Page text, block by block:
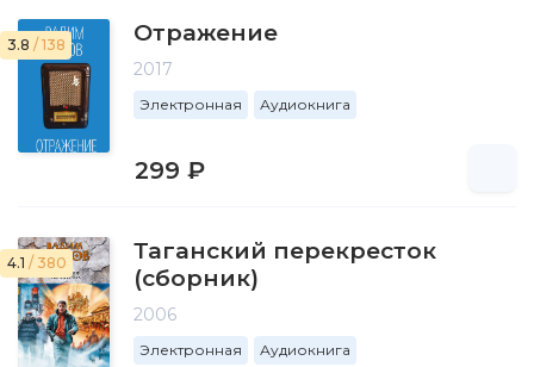
3.8 / 138 Отражение
2017
Электронная Аудиокнига
299 ₽
4.1 / 380
Таганский перекресток
(сборник)
2006
Электронная Аудиокнига